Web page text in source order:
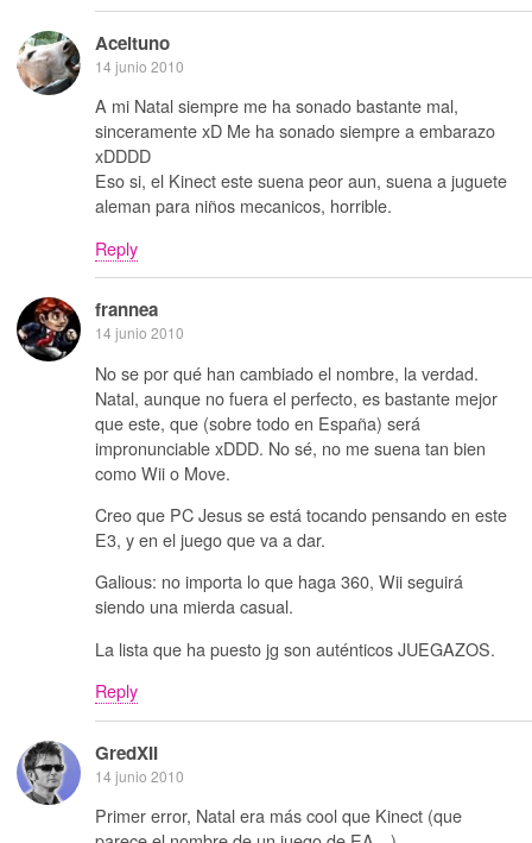
Aceituno
14 junio 2010
A mi Natal siempre me ha sonado bastante mal,
sinceramente xD Me ha sonado siempre a embarazo
xDDDD
Eso si, el Kinect este suena peor aun, suena a juguete
aleman para niños mecanicos, horrible.
Reply
frannea
14 junio 2010
No se por qué han cambiado el nombre, la verdad.
Natal, aunque no fuera el perfecto, es bastante mejor
que este, que (sobre todo en España) será
impronunciable xDDD. No sé, no me suena tan bien
como Wii o Move.
Creo que PC Jesus se está tocando pensando en este
E3, y en el juego que va a dar.
Galious: no importa lo que haga 360, Wii seguirá
siendo una mierda casual.
La lista que ha puesto jg son auténticos JUEGAZOS.
Reply
GredXII
14 junio 2010
Primer error, Natal era más cool que Kinect (que